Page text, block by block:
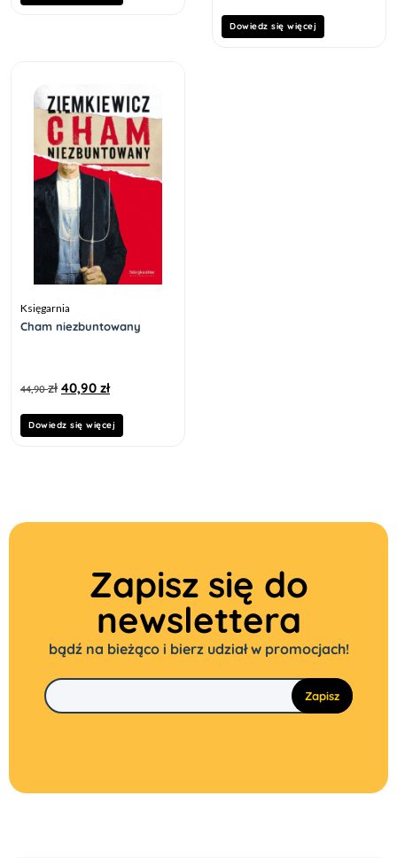
Dowiedz się więcej
Księgarnia
Cham niezbuntowany
44,90zł 40,90 zł
Dowiedz się więcej
Zapisz się do
newslettera
bądź na bieżąco i bierz udział w promocjach!